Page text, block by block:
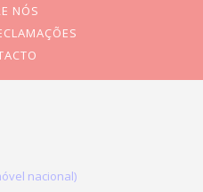
NÓS
nacional)